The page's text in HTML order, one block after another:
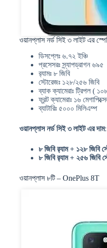
ওয়ানপ্লাস নর্ড সিই ৩ লাইট এর
ডিসপ্লেঃ ৬.৭২ ইঞ্চি
প্রসেসরঃ স্ন্যাপড্রাগন ৬৯৫
র‍্যামঃ ৮ জিবি
স্টোরেজঃ ১২৮/২৫৬ জিবি
ব্যাক ক্যামেরাঃ ট্রিপল (
ফ্রন্ট ক্যামেরাঃ ১৬
ব্যাটারিঃ ৫০০০ মিলিএম্প
ওয়ানপ্লাস নর্ড সিই ৩ লাইট এর দাম:
৮ জিবি র‍্যাম + ১২৮ জিবি
৮ জিবি র‍্যাম + ২৫৬ জিবি
ওয়ানপ্লাস ৮টি – OnePlus 8T